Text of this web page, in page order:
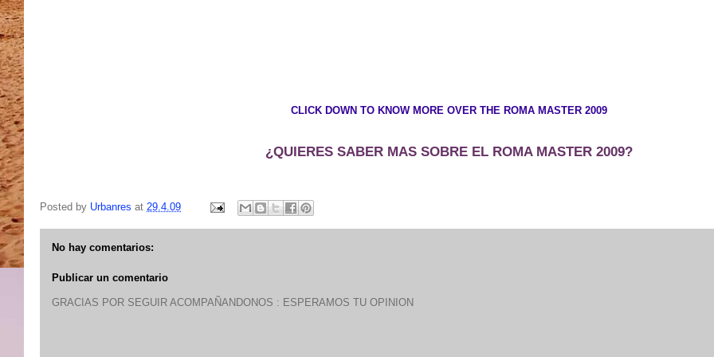
CLICK DOWN TO KNOW MORE OVER THE ROMA MASTER 2009
¿QUIERES SABER MAS SOBRE EL ROMA MASTER 2009?
Posted by Urbanres at 29.4.09
No hay comentarios:
Publicar un comentario
GRACIAS POR SEGUIR ACOMPAÑANDONOS : ESPERAMOS TU OPINION